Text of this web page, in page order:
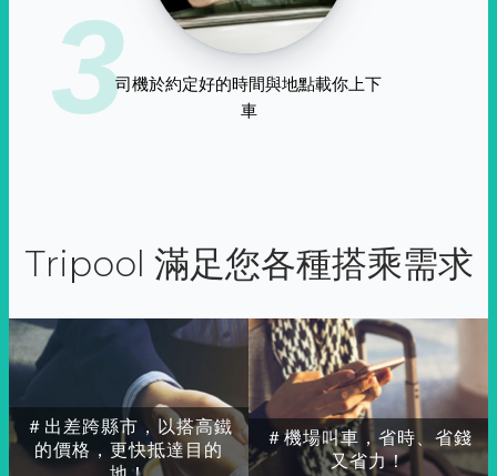
3司機於約定好的時間與地點載你上下
車
Tripool 滿足您各種搭乘需求
＃出差跨縣市，以搭高鐵
的價格，更快抵達目的
＃機場叫車，省時、省錢
又省力！